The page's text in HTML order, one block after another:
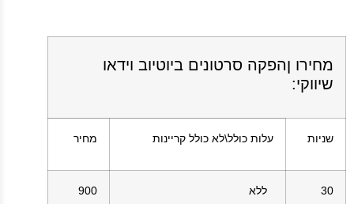
מחירו ןהפקה סרטונים ביוטיוב וידאו
שיווקי:
שניות עלות כולל\לא כולל קריינות מחיר
30 ללא 900